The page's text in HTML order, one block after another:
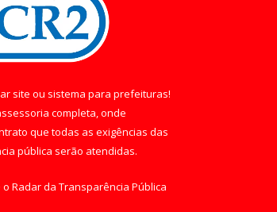
site ou sistema para prefeituras!
completa, onde
que todas as exigências das
pública serão atendidas.
o Radar da Transparência Pública